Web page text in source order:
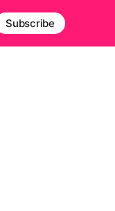
Subscribe